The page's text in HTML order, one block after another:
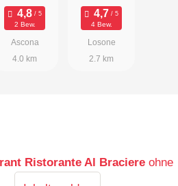
2 Bew.
Ascona
4.0 km
4 Bew.
Losone
2.7 km
Ristorante Al Braciere ohne